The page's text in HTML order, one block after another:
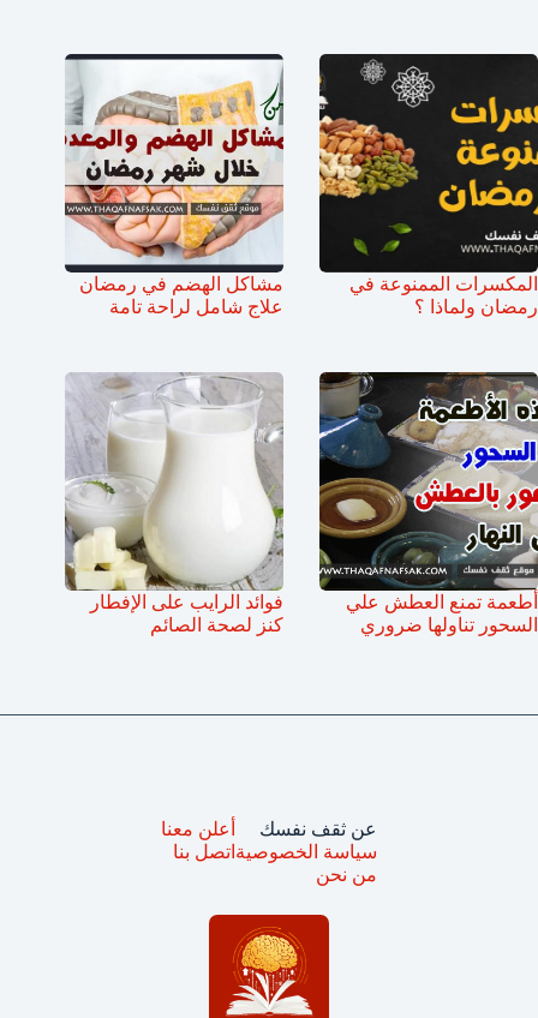
المكسرات الممنوعة في
رمضان ولماذا ؟
مشاكل الهضم في رمضان
علاج شامل لراحة تامة
أطعمة تمنع العطش علي
السحور تناولها ضروري
فوائد الرايب على الإفطار
كنز لصحة الصائم
عن ثقف نفسك
سياسة الخصوصية
من نحن
أعلن معنا
اتصل بنا